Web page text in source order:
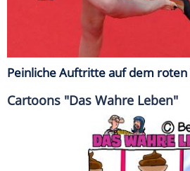
Peinliche Auftritte auf dem roten
Cartoons "Das Wahre Leben"